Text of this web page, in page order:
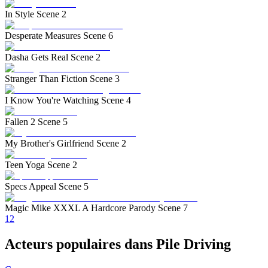
In Style Scene 2
Desperate Measures Scene 6
Dasha Gets Real Scene 2
Stranger Than Fiction Scene 3
I Know You're Watching Scene 4
Fallen 2 Scene 5
My Brother's Girlfriend Scene 2
Teen Yoga Scene 2
Specs Appeal Scene 5
Magic Mike XXXL A Hardcore Parody Scene 7
1 2
Acteurs populaires dans Pile Driving